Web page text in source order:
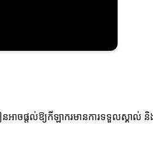
នអាចផ្តល់ឱ្យកីឡាករមានការទទួលស្គាល់